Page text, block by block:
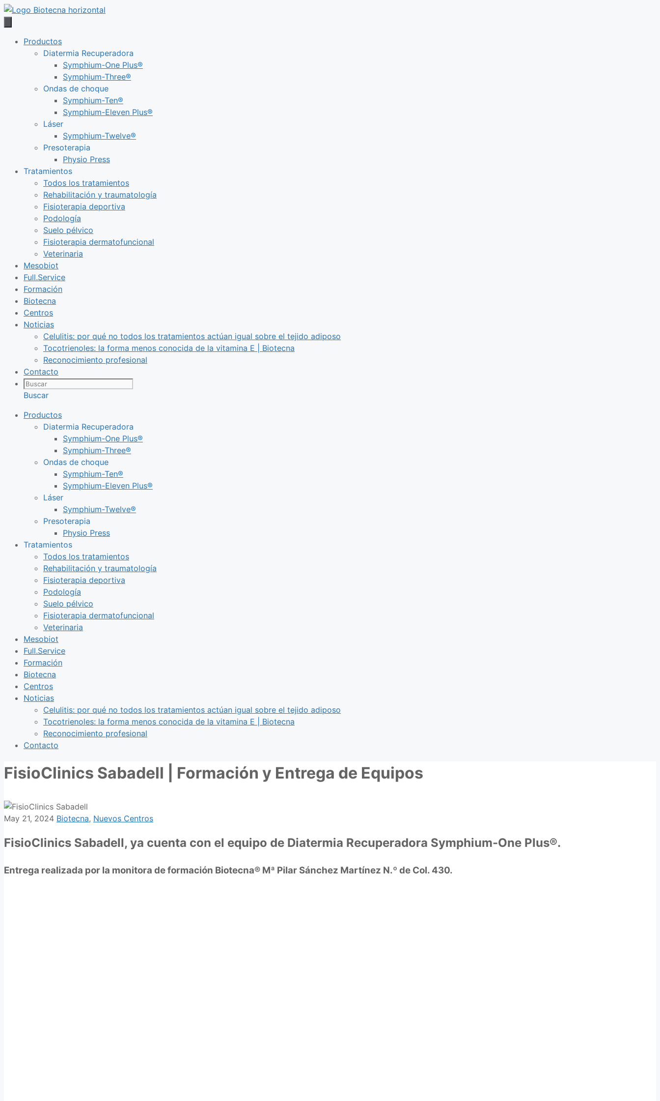
Saltar
Productos
Diatermia Recuperadora
Symphium-One Plus®
Symphium-Three®
Ondas de choque
Symphium-Ten®
Symphium-Eleven Plus®
Láser
Symphium-Twelve®
Presoterapia
Physio Press
Tratamientos
Todos los tratamientos
Rehabilitación y traumatología
Fisioterapia deportiva
Podología
Suelo pélvico
Fisioterapia dermatofuncional
Veterinaria
Mesobiot
Full.Service
Formación
Biotecna
Centros
Noticias
Celulitis: por qué no todos los tratamientos actúan igual sobre el tejido adiposo
Tocotrienoles: la forma menos conocida de la vitamina E | Biotecna
Reconocimiento profesional
Contacto
Buscar
Productos
Diatermia Recuperadora
Symphium-One Plus®
Symphium-Three®
Ondas de choque
Symphium-Ten®
Symphium-Eleven Plus®
Láser
Symphium-Twelve®
Presoterapia
Physio Press
Tratamientos
Todos los tratamientos
Rehabilitación y traumatología
Fisioterapia deportiva
Podología
Suelo pélvico
Fisioterapia dermatofuncional
Veterinaria
Mesobiot
Full.Service
Formación
Biotecna
Centros
Noticias
Celulitis: por qué no todos los tratamientos actúan igual sobre el tejido adiposo
Tocotrienoles: la forma menos conocida de la vitamina E | Biotecna
Reconocimiento profesional
Contacto
FisioClinics Sabadell | Formación y Entrega de Equipos
May 21, 2024 Biotecna, Nuevos Centros
FisioClinics Sabadell, ya cuenta con el equipo de Diatermia Recuperadora Symphium-One Plus®.
Entrega realizada por la monitora de formación Biotecna® Mª Pilar Sánchez Martínez N.º de Col. 430.